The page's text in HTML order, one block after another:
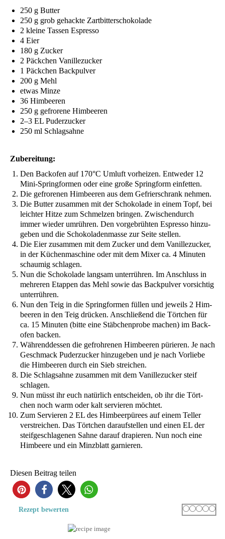
250 g Butter
250 g grob gehack­te Zartbitterschokolade
2 klei­ne Tas­sen Espresso
4 Eier
180 g Zucker
2 Päck­chen Vanillezucker
1 Päck­chen Backpulver
200 g Mehl
etwas Min­ze
36 Him­bee­ren
250 g gefro­re­ne Himbeeren
2–3 EL Puderzucker
250 ml Schlagsahne
Zube­rei­tung:
Den Back­ofen auf 170°C Umluft vor­hei­zen. Ent­we­der 12
Mini-Spring­for­men oder eine gro­ße Spring­form einfetten.
Die gefro­re­nen Him­bee­ren aus dem Gefrier­schrank nehmen.
Die But­ter zusam­men mit der Scho­ko­la­de in einem Topf, bei
leich­ter Hit­ze zum Schmel­zen brin­gen. Zwi­schen­durch
immer wie­der umrüh­ren. Den vor­ge­brüh­ten Espres­so hin­zu­
ge­ben und die Scho­ko­la­den­mas­se zur Sei­te stellen.
Die Eier zusam­men mit dem Zucker und dem Vanil­le­zu­cker,
in der Küchen­ma­schi­ne oder mit dem Mixer ca. 4 Minu­ten
schau­mig schlagen.
Nun die Scho­ko­la­de lang­sam unter­rüh­ren. Im Anschluss in
meh­re­ren Etap­pen das Mehl sowie das Back­pul­ver vor­sich­tig
unterrühren.
Nun den Teig in die Spring­for­men fül­len und jeweils 2 Him­
bee­ren in den Teig drü­cken. Anschlie­ßend die Tört­chen für
ca. 15 Minu­ten (bit­te eine Stäb­chen­pro­be machen) im Back­
ofen backen.
Wäh­rend­des­sen die gef­roh­re­nen Him­bee­ren pürie­ren. Je nach
Geschmack Puder­zu­cker hin­zu­ge­ben und je nach Vor­lie­be
die Him­bee­ren durch ein Sieb streichen.
Die Schlag­sah­ne zusam­men mit dem Vanil­le­zu­cker steif
schlagen.
Nun müsst ihr euch natür­lich ent­schei­den, ob ihr die Tört­
chen noch warm oder kalt ser­vie­ren möchtet.
Zum Ser­vie­ren 2 EL des Him­beer­pü­rees auf einem Tel­ler
ver­strei­chen. Das Tört­chen dar­auf­stel­len und einen EL der
steif­ge­schla­ge­nen Sah­ne dar­auf dra­pie­ren. Nun noch eine
Him­bee­re und ein Minz­blatt garnieren.
Die­sen Bei­trag teilen
28
Rezept bewer­ten Rating
1 star
2 stars
3 stars
4 5